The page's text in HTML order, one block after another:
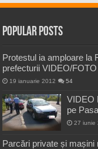
Popular Posts
Protestul ia amploare la
prefecturii VIDEO/FOTO
19 ianuarie 2012 54
VIDEO
pe
27 iunie
Parcări private și mașini